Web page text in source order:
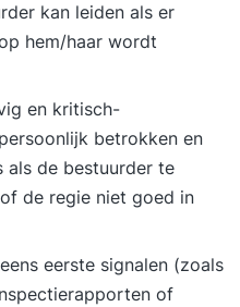
kan leiden als er
hem/haar wordt
en kritisch-
betrokken en
als de bestuurder te
de regie niet goed in
eerste signalen (zoals
of